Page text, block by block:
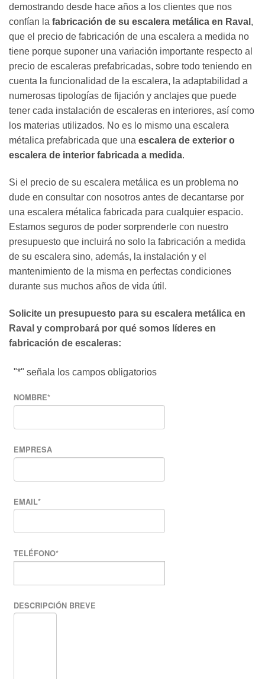
demostrando desde hace años a los clientes que nos
confían la fabricación de su escalera metálica en Raval ,
que el precio de fabricación de una escalera a medida no
tiene porque suponer una variación importante respecto al
precio de escaleras prefabricadas, sobre todo teniendo en
cuenta la funcionalidad de la escalera, la adaptabilidad a
numerosas tipologías de fijación y anclajes que puede
tener cada instalación de escaleras en interiores, así como
los materias utilizados. No es lo mismo una escalera
métalica prefabricada que una escalera de exterior o
escalera de interior fabricada a medida.
Si el precio de su escalera metálica es un problema no
dude en consultar con nosotros antes de decantarse por
una escalera métalica fabricada para cualquier espacio.
Estamos seguros de poder sorprenderle con nuestro
presupuesto que incluirá no solo la fabricación a medida
de su escalera sino, además, la instalación y el
mantenimiento de la misma en perfectas condiciones
durante sus muchos años de vida útil.
Solicite un presupuesto para su escalera metálica en
Raval y comprobará por qué somos líderes en
fabricación de escaleras:
"*" señala los campos obligatorios
NOMBRE*
EMPRESA
EMAIL*
TELÉFONO*
DESCRIPCIÓN BREVE